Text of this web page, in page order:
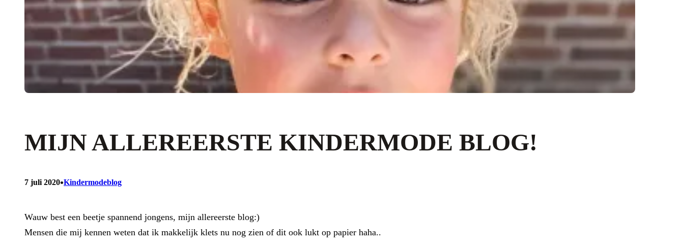
MIJN ALLEREERSTE KINDERMODE BLOG!
7 juli 2020•Kindermodeblog
Wauw best een beetje spannend jongens, mijn allereerste blog:)
Mensen die mij kennen weten dat ik makkelijk klets nu nog zien of dit ook lukt op papier haha..